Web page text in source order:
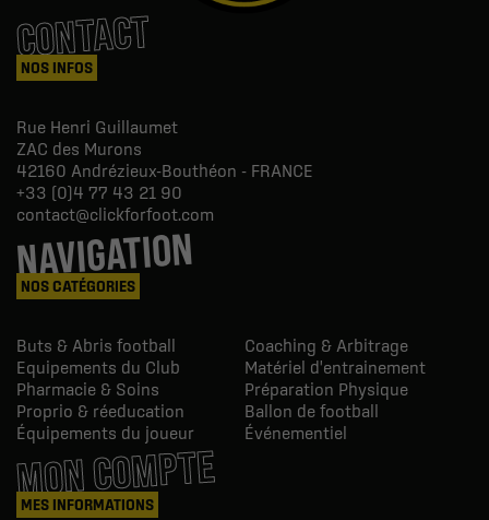
CONTACT
NOS INFOS
Rue Henri Guillaumet
ZAC des Murons
42160 Andrézieux-Bouthéon - FRANCE
+33 (0)4 77 43 21 90
contact@clickforfoot.com
NAVIGATION
NOS CATÉGORIES
Buts & Abris football
Coaching & Arbitrage
Equipements du Club
Matériel d'entrainement
Pharmacie & Soins
Préparation Physique
Proprio & réeducation
Ballon de football
Équipements du joueur
Événementiel
MON COMPTE
MES INFORMATIONS